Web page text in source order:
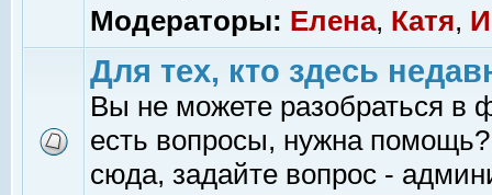
Модераторы: Елена, Катя,
Для тех, кто здесь
Вы не можете разобраться в
есть вопросы, нужна помощь?
сюда, задайте вопрос -